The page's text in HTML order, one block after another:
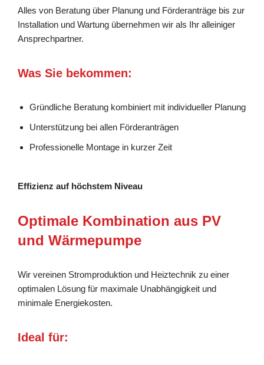
Alles von Beratung über Planung und Förderanträge bis zur
Installation und Wartung übernehmen wir als Ihr alleiniger
Ansprechpartner.
Was Sie bekommen:
Gründliche Beratung kombiniert mit individueller Planung
Unterstützung bei allen Förderanträgen
Professionelle Montage in kurzer Zeit
Effizienz auf höchstem Niveau
Optimale Kombination aus PV
und Wärmepumpe
Wir vereinen Stromproduktion und Heiztechnik zu einer
optimalen Lösung für maximale Unabhängigkeit und
minimale Energiekosten.
Ideal für: